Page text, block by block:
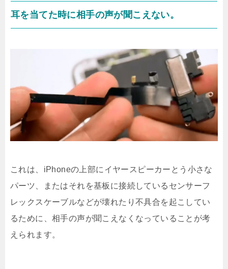
耳を当てた時に相手の声が聞こえない。
これは、iPhoneの上部にイヤースピーカーとう小さな
パーツ、またはそれを基板に接続しているセンサーフ
レックスケーブルなどが壊れたり不具合を起こしてい
るために、相手の声が聞こえなくなっていることが考
えられます。